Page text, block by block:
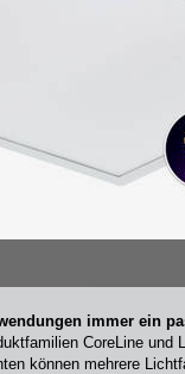
immer ein
CoreLine und
können mehrere